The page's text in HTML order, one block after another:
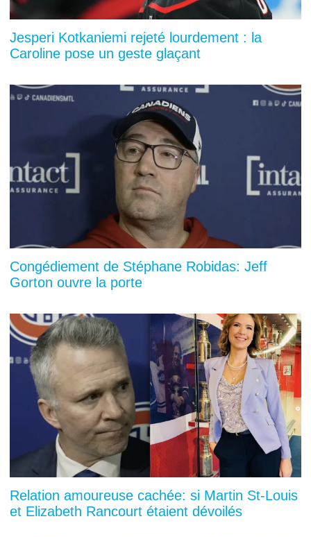
Jesperi Kotkaniemi rejeté lourdement : la
Caroline pose un geste glaçant
Congédiement de Stéphane Robidas: Jeff
Gorton ouvre la porte
Relation amoureuse cachée: si Martin St-Louis
et Elizabeth Rancourt étaient dévoilés